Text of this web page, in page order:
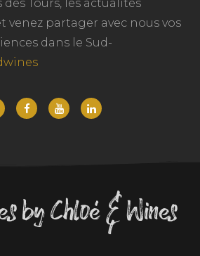
Tours, les actualités
venez partager avec nous vos
dans le Sud-
by Chloé & Wines